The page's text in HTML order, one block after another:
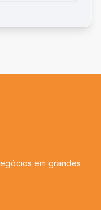
em grandes